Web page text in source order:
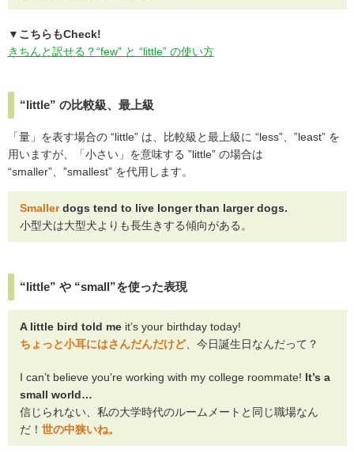
▼こちらもCheck!
きちんと訳せる？“few” と “little” の使い方
“little” の比較級、最上級
「量」を表す場合の “little” は、比較級と最上級に “less”、”least” を
用いますが、「小さい」を意味する ”little” の場合は
“smaller”、”smallest” を代用します。
Smallerdogs tend to live longer than larger dogs.
小型犬は大型犬よりも長生きする傾向がある。
“little” や “small”を使った表現
A little bird told meit’s your birthday today!
ちょっと小耳にはさんだんだけど、今日誕生日なんだって？
I can’t believe you’re working with my college roommate! It’s a
small world…
信じられない、私の大学時代のルームメートと同じ職場なん
だ！ 世の中狭いね。